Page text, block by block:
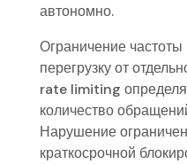
автономно.
Ограничение частоты
перегрузку от
rate limiting
количество
Нарушение
краткосрочной